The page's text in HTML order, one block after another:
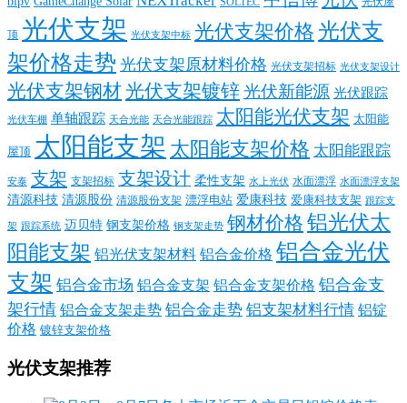
顶 光伏支架 光伏支架中标 光伏支架价格 光伏支
架价格走势 光伏支架原材料价格 光伏支架招标 光伏支架设计
光伏支架钢材光伏支架镀锌光伏新能源 光伏跟踪
光伏车棚 单轴跟踪 天合光能 天合光能跟踪 太阳能光伏支架 太阳能
屋顶 太阳能支架 太阳能支架价格 太阳能跟踪
安泰 支架 支架招标 支架设计 柔性支架 水上光伏 水面漂浮 水面漂浮支架
清源科技 清源股份 清源股份支架 漂浮电站 爱康科技 爱康科技支架 跟踪支
架 跟踪系统 迈贝特 钢支架价格 钢支架走势 钢材价格 铝光伏太
阳能支架 铝光伏支架材料 铝合金价格 铝合金光伏
支架 铝合金市场 铝合金支架 铝合金支架价格 铝合金支
架行情 铝合金支架走势 铝合金走势 铝支架材料行情 铝锭
价格 镀锌支架价格
光伏支架推荐